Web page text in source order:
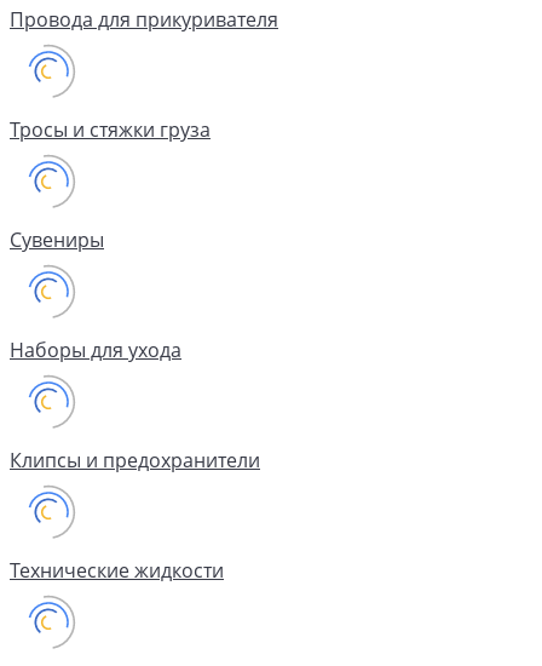
Провода для прикуривателя
Тросы и стяжки груза
Сувениры
Наборы для ухода
Клипсы и предохранители
Технические жидкости